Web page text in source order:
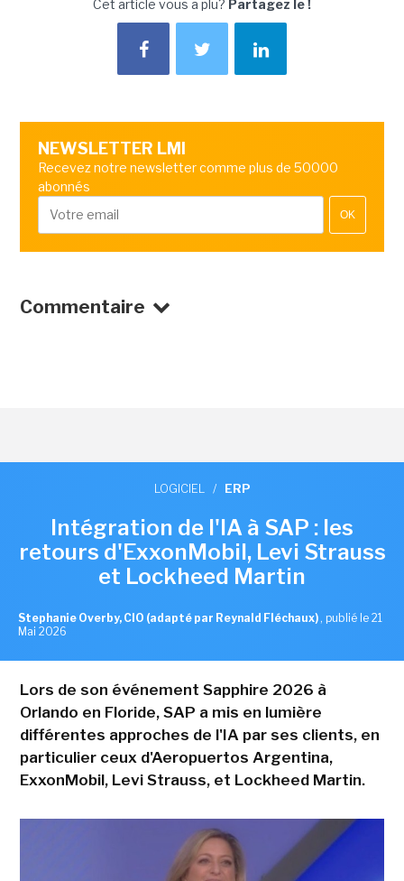
Cet article vous a plu? Partagez le !
NEWSLETTER LMI
Recevez notre newsletter comme plus de 50000
abonnés
OK
Commentaire
LOGICIEL / ERP
Intégration de l'IA à SAP : les
retours d'ExxonMobil, Levi Strauss
et Lockheed Martin
Stephanie Overby, CIO (adapté par Reynald Fléchaux) , publié le 21
Mai 2026
Lors de son événement Sapphire 2026 à
Orlando en Floride, SAP a mis en lumière
différentes approches de l'IA par ses clients, en
particulier ceux d'Aeropuertos Argentina,
ExxonMobil, Levi Strauss, et Lockheed Martin.